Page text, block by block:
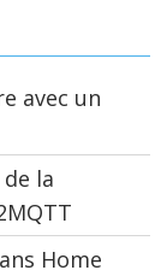
avec un
la
Home